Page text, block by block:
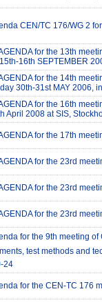
CEN/TC 176/WG 2
for the 13th
16th SEPTEMBER
for the 14th
30th-31st MAY 2006,
for the 16th
April 2008 at SIS,
for the 17th
for the 23rd
for the 23rd
for the 23rd
for the 9th meeting of
test methods and
24
for the CEN-TC 176